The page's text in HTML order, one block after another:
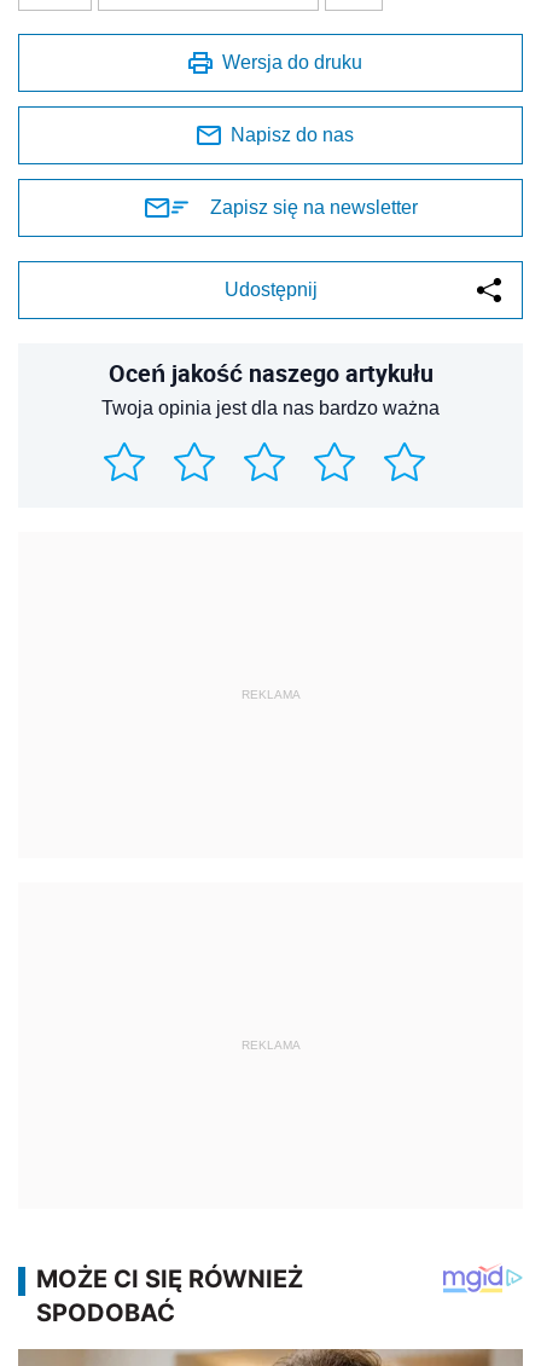
Wersja do druku
Napisz do nas
Zapisz się na newsletter
Udostępnij
Oceń jakość naszego artykułu
Twoja opinia jest dla nas bardzo ważna
REKLAMA
REKLAMA